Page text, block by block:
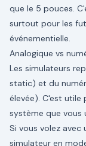
que le 5 pouces.
surtout pour les
événementielle.
Analogique vs
Les simulateurs
static) et du
élevée). C'est utile
système que vous
Si vous volez avec
simulateur en